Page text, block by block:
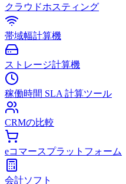
クラウドホスティング
帯域幅計算機
ストレージ計算機
稼働時間 SLA 計算ツール
CRMの比較
eコマースプラットフォーム
会計ソフト